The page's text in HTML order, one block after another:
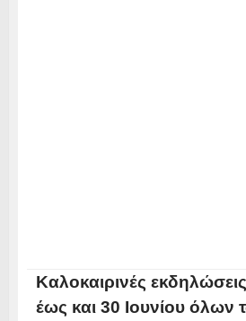
Καλοκαιρινές
έως και 30 Ιουνίου όλων